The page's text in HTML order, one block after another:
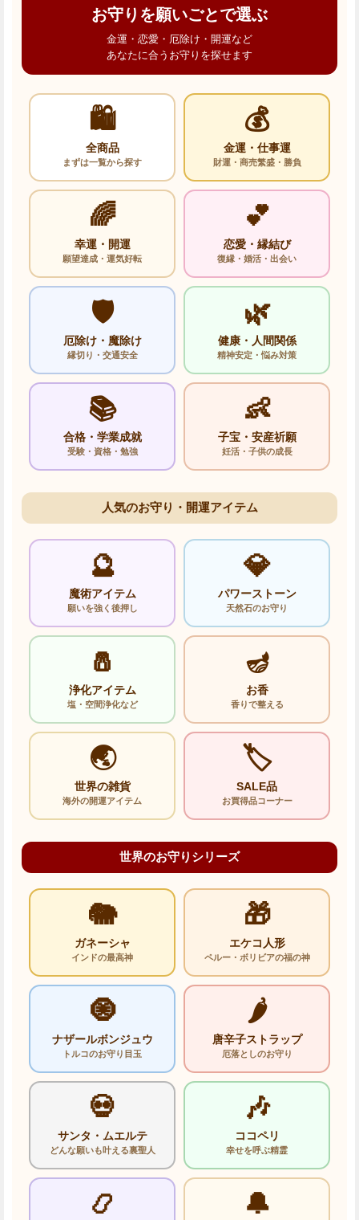
お守りを願いごとで選ぶ
金運・恋愛・厄除け・開運など
あなたに合うお守りを探せます
🛍️
全商品
まずは一覧から探す
💰
金運・仕事運
財運・商売繁盛・勝負
🌈
幸運・開運
願望達成・運気好転
💕
恋愛・縁結び
復縁・婚活・出会い
🛡️
厄除け・魔除け
縁切り・交通安全
🌿
健康・人間関係
精神安定・悩み対策
📚
合格・学業成就
受験・資格・勉強
👶
子宝・安産祈願
妊活・子供の成長
人気のお守り・開運アイテム
🔮
魔術アイテム
願いを強く後押し
💎
パワーストーン
天然石のお守り
🧂
浄化アイテム
塩・空間浄化など
🪔
お香
香りで整える
🌏
世界の雑貨
海外の開運アイテム
🏷️
SALE品
お買得品コーナー
世界のお守りシリーズ
🐘
ガネーシャ
インドの最高神
🎁
エケコ人形
ペルー・ボリビアの福の神
🧿
ナザールボンジュウ
トルコのお守り目玉
🌶️
唐辛子ストラップ
厄落としのお守り
💀
サンタ・ムエルテ
どんな願いも叶える裏聖人
🎶
ココペリ
幸せを呼ぶ精霊
📿 🔔